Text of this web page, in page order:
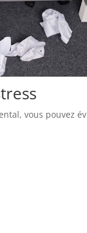
vous pouvez